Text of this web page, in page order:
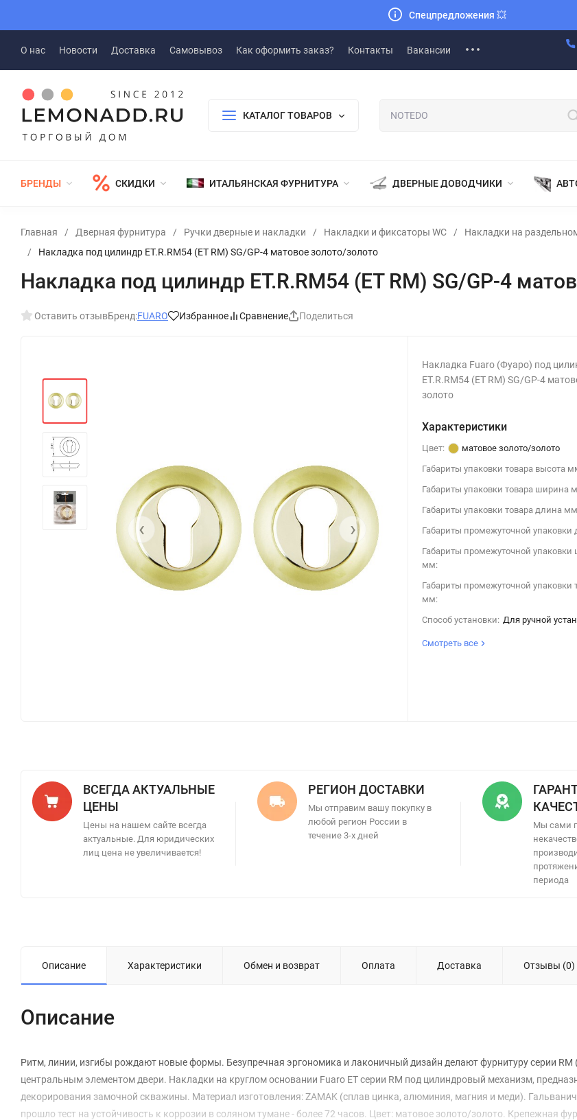
Спецпредложения 💥
О нас Новости Доставка Самовывоз Как оформить заказ? Контакты Вакансии
КАТАЛОГ ТОВАРОВ
БРЕНДЫ СКИДКИ ИТАЛЬЯНСКАЯ ФУРНИТУРА ДВЕРНЫЕ ДОВОДЧИКИ
Главная / Дверная фурнитура / Ручки дверные и накладки / Накладки и фиксаторы WC /
Накладки на
/
Накладка под цилиндр ET.R.RM54 (ET RM) SG/GP-4 матовое золото/золото
Накладка под цилиндр ET.R.RM54 (ET RM) SG/GP-4
Оставить отзывБренд:FUARO Избранное Сравнение Поделиться
‹ ›
Накладка Fuaro (Фуаро) под
ET.R.RM54 (ET RM) SG/GP-4
золото
Характеристики
Цвет:
матовое золото/золото
Габариты упаковки товара высота
Габариты упаковки товара ширина
Габариты упаковки товара длина
Габариты промежуточной
Габариты промежуточной упаковки
мм:
Габариты промежуточной упаковки
мм:
Способ установки: Для ручной
Смотреть все
ВСЕГДА АКТУАЛЬНЫЕ
ЦЕНЫ
Цены на нашем сайте всегда
актуальные. Для юридических
лиц цена не увеличивается!
РЕГИОН ДОСТАВКИ
Мы отправим вашу покупку в
любой регион России в
течение 3-х дней
Мы сами
периода
Описание Характеристики Обмен и возврат Оплата Доставка Отзывы (0)
Описание
Ритм, линии, изгибы рождают новые формы. Безупречная эргономика и лаконичный дизайн делают фурнитуру серии RM
центральным элементом двери. Накладки на круглом основании Fuaro ET серии RM под цилиндровый механизм,
декорирования замочной скважины. Материал изготовления: ZAMAK (сплав цинка, алюминия, магния и меди).
прошло тест на устойчивость к коррозии в соляном тумане - более 72 часов. Цвет: матовое золото/золото. Крепежная